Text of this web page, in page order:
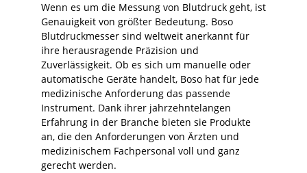
Wenn es um die Messung von Blutdruck geht, ist
Genauigkeit von größter Bedeutung. Boso
Blutdruckmesser sind weltweit anerkannt für
ihre herausragende Präzision und
Zuverlässigkeit. Ob es sich um manuelle oder
automatische Geräte handelt, Boso hat für jede
medizinische Anforderung das passende
Instrument. Dank ihrer jahrzehntelangen
Erfahrung in der Branche bieten sie Produkte
an, die den Anforderungen von Ärzten und
medizinischem Fachpersonal voll und ganz
gerecht werden.